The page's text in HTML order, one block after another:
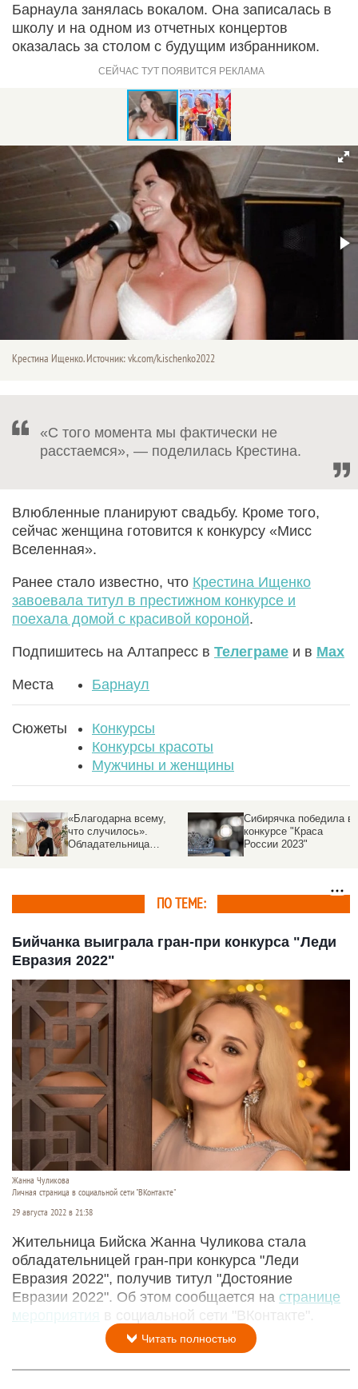
Барнаула занялась вокалом. Она записалась в
школу и на одном из отчетных концертов
оказалась за столом с будущим избранником.
Крестина Ищенко. Источник: vk.com/k.ischenko2022
«С того момента мы фактически не
расстаемся», — поделилась Крестина.
Влюбленные планируют свадьбу. Кроме того,
сейчас женщина готовится к конкурсу «Мисс
Вселенная».
Ранее стало известно, что Крестина Ищенко
завоевала титул в престижном конкурсе и
поехала домой с красивой короной.
Подпишитесь на Алтапресс в Телеграме и в Max
Места Барнаул
Сюжеты
Конкурсы
Конкурсы красоты
Мужчины и женщины
«Благодарна всему,
что случилось».
Обладательница
короне
Сибирячка победила в
конкурсе "Краса
России 2023"
ПО ТЕМЕ:
Бийчанка выиграла гран-при конкурса "Леди
Евразия 2022"
Жанна Чуликова
Личная страница в социальной сети "ВКонтакте"
29 августа 2022 в 21:38
Жительница Бийска Жанна Чуликова стала
обладательницей гран-при конкурса "Леди
Евразия 2022", получив титул "Достояние
Евразии 2022". Об этом сообщается на странице
мероприятия
в социальной сети "ВКонтакте".
Читать полностью